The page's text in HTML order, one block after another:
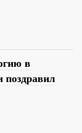
в
поздравил